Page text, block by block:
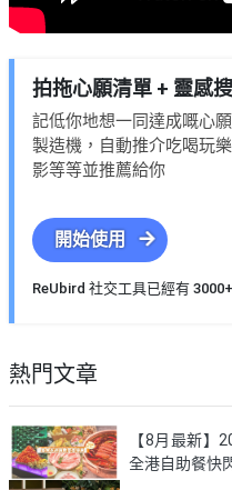
拍拖心願清單 + 靈感
記低你地想一同達成嘅心
製造機，自動推介吃喝玩
影等等並推薦給你
開始使用
ReUbird 社交工具已經有
熱門文章
【8月最新】
全港自助餐快